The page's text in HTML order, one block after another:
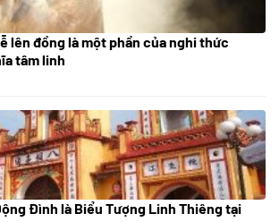
lên đồng là một phần của nghi thức
tâm linh
Đình là Biểu Tượng Linh Thiêng tại